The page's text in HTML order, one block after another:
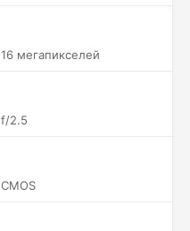
16 мегапикселей
f/2.5
CMOS